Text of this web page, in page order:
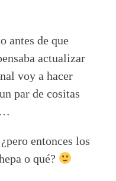
antes de que
actualizar
voy a hacer
par de cositas
entonces los
o qué?